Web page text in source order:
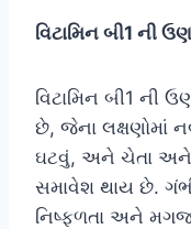
વિટામિન બી1 ની
વિટામિન બી1 ની
છે, જેના લક્ષણોમાં
ઘટવું, અને ચેતા
સમાવેશ થાય છે.
નિષ્ફળતા અને